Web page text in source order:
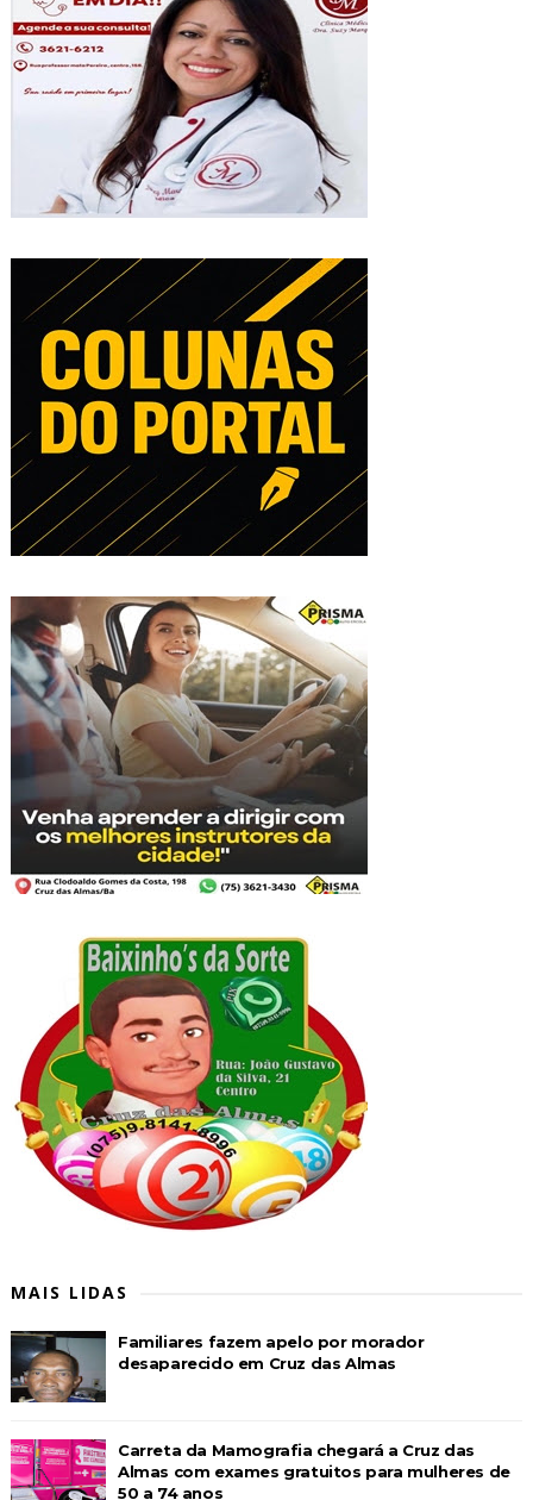
MAIS LIDAS
Familiares fazem apelo por morador
desaparecido em Cruz das Almas
Carreta da Mamografia chegará a Cruz das
Almas com exames gratuitos para mulheres de
50 a 74 anos